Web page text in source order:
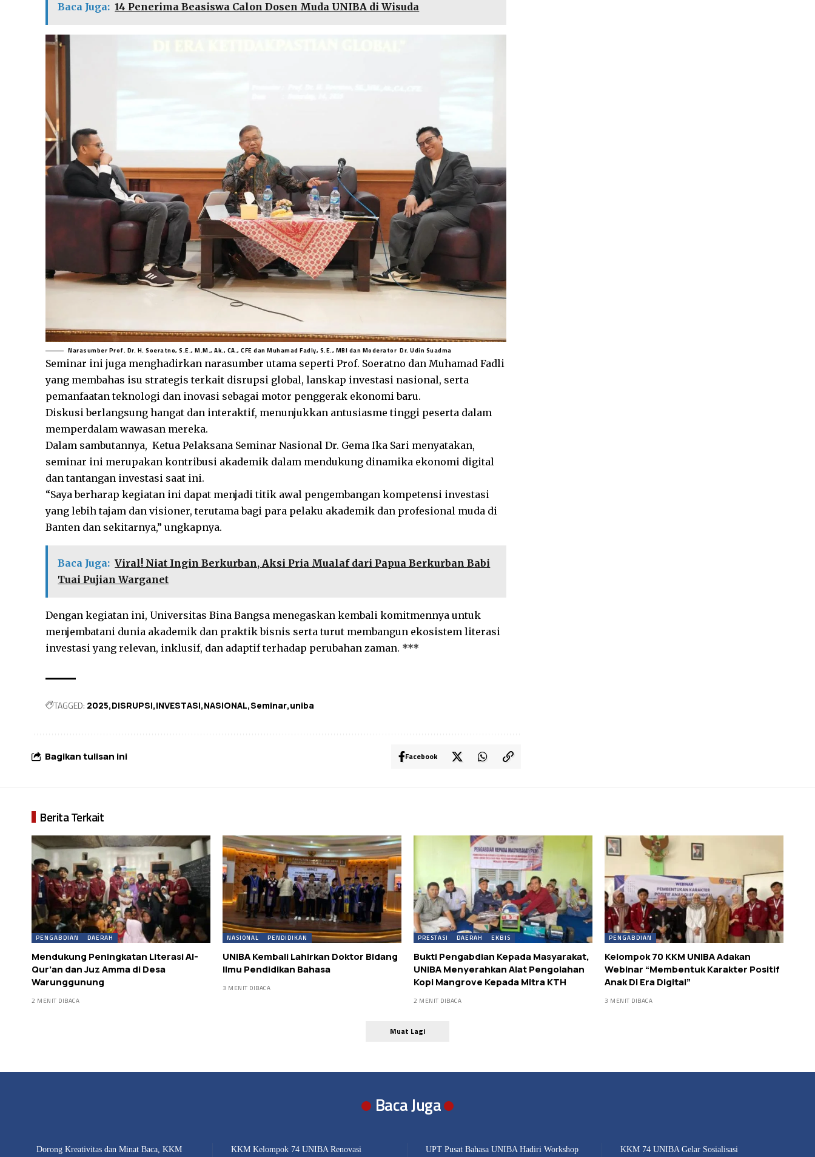
Baca Juga: 14 Penerima Beasiswa Calon Dosen Muda UNIBA di Wisuda
Narasumber Prof. Dr. H. Soeratno, S.E., M.M., Ak., CA., CFE dan Muhamad Fadly, S.E., MBI dan Moderator Dr. Udin Suadma
Seminar ini juga menghadirkan narasumber utama seperti Prof. Soeratno dan Muhamad Fadli
yang membahas isu strategis terkait disrupsi global, lanskap investasi nasional, serta
pemanfaatan teknologi dan inovasi sebagai motor penggerak ekonomi baru.
Diskusi berlangsung hangat dan interaktif, menunjukkan antusiasme tinggi peserta dalam
memperdalam wawasan mereka.
Dalam sambutannya, Ketua Pelaksana Seminar Nasional Dr. Gema Ika Sari menyatakan,
seminar ini merupakan kontribusi akademik dalam mendukung dinamika ekonomi digital
dan tantangan investasi saat ini.
“Saya berharap kegiatan ini dapat menjadi titik awal pengembangan kompetensi investasi
yang lebih tajam dan visioner, terutama bagi para pelaku akademik dan profesional muda di
Banten dan sekitarnya,” ungkapnya.
Baca Juga: Viral! Niat Ingin Berkurban, Aksi Pria Mualaf dari Papua Berkurban Babi
Tuai Pujian Warganet
Dengan kegiatan ini, Universitas Bina Bangsa menegaskan kembali komitmennya untuk
menjembatani dunia akademik dan praktik bisnis serta turut membangun ekosistem literasi
investasi yang relevan, inklusif, dan adaptif terhadap perubahan zaman. ***
TAGGED: 2025 DISRUPSI INVESTASI NASIONAL Seminar uniba
Bagikan tulisan ini Facebook
Berita Terkait
PENGABDIAN DAERAH
Mendukung Peningkatan Literasi Al-
Qur’an dan Juz Amma di Desa
Warunggunung
2 MENIT DIBACA
NASIONAL PENDIDIKAN
UNIBA Kembali Lahirkan Doktor Bidang
Ilmu Pendidikan Bahasa
3 MENIT DIBACA
PRESTASI DAERAH EKBIS
Bukti Pengabdian Kepada Masyarakat,
UNIBA Menyerahkan Alat Pengolahan
Kopi Mangrove Kepada Mitra KTH
2 MENIT DIBACA
PENGABDIAN
Kelompok 70 KKM UNIBA Adakan
Webinar “Membentuk Karakter Positif
Anak Di Era Digital”
3 MENIT DIBACA
Muat Lagi
Baca Juga
Dorong Kreativitas dan Minat Baca, KKM KKM Kelompok 74 UNIBA Renovasi UPT Pusat Bahasa UNIBA Hadiri Workshop KKM 74 UNIBA Gelar Sosialisasi